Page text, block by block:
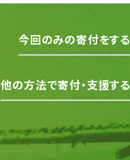
今回のみの寄付をする
他の方法で寄付・支援する